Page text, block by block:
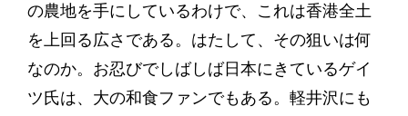
の農地を手にしているわけで、これは香港全土
を上回る広さである。はたして、その狙いは何
なのか。お忍びでしばしば日本にきているゲイ
ツ氏は、大の和食ファンでもある。軽井沢にも